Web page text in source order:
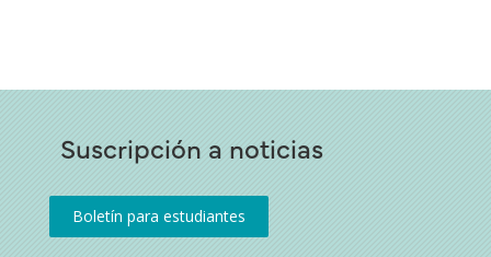
Suscripción a noticias